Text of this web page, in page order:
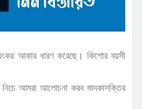
আকার ধারণ করেছে। কিশোর বয়সী
আমরা আলোচনা করব মাদকাসক্তির